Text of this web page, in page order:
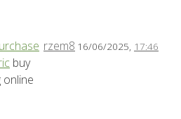
rzem8 16/06/2025, 17:46
buy
online